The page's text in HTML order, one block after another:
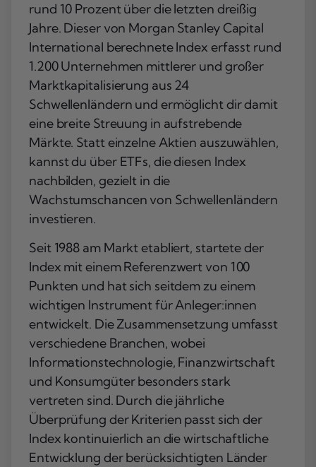
rund 10 Prozent über die letzten dreißig
Jahre. Dieser von Morgan Stanley Capital
International berechnete Index erfasst rund
1.200 Unternehmen mittlerer und großer
Marktkapitalisierung aus 24
Schwellenländern und ermöglicht dir damit
eine breite Streuung in aufstrebende
Märkte. Statt einzelne Aktien auszuwählen,
kannst du über ETFs, die diesen Index
nachbilden, gezielt in die
Wachstumschancen von Schwellenländern
investieren.
Seit 1988 am Markt etabliert, startete der
Index mit einem Referenzwert von 100
Punkten und hat sich seitdem zu einem
wichtigen Instrument für Anleger:innen
entwickelt. Die Zusammensetzung umfasst
verschiedene Branchen, wobei
Informationstechnologie, Finanzwirtschaft
und Konsumgüterbesonders stark
vertreten sind. Durch die jährliche
Überprüfung der Kriterien passt sich der
Index kontinuierlich an die wirtschaftliche
Entwicklung der berücksichtigten Länder